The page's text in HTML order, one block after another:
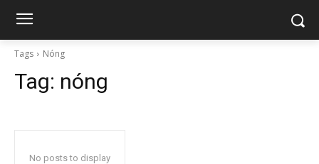
Tags Nóng
Tag: nóng
No posts to display